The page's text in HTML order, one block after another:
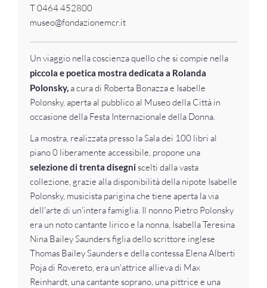
T 0464 452800
museo@fondazionemcr.it
Un viaggio nella coscienza quello che si compie nella
piccola e poetica mostra dedicata a Rolanda
Polonsky,a cura di Roberta Bonazza e Isabelle
Polonsky, aperta al pubblico al Museo della Città in
occasione della Festa Internazionale della Donna.
La mostra, realizzata presso la Sala dei 100 libri al
piano 0 liberamente accessibile, propone una
selezione di trenta disegniscelti dalla vasta
collezione, grazie alla disponibilità della nipote Isabelle
Polonsky, musicista parigina che tiene aperta la via
dell'arte di un'intera famiglia. Il nonno Pietro Polonsky
era un noto cantante lirico e la nonna, Isabella Teresina
Nina Bailey Saunders figlia dello scrittore inglese
Thomas Bailey Saunders e della contessa Elena Alberti
Poja di Rovereto, era un'attrice allieva di Max
Reinhardt, una cantante soprano, una pittrice e una